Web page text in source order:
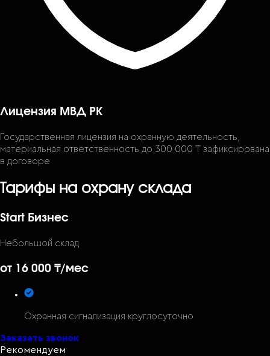
Лицензия МВД РК
Государственная лицензия на охранную деятельность,
материальная ответственность до 300 000 ₸ зафиксирована
в договоре
Тарифы на охрану склада
Start Бизнес
Небольшой склад
от 16 000 ₸/мес
Охранная сигнализация круглосуточно
Заказать звонок
Рекомендуем